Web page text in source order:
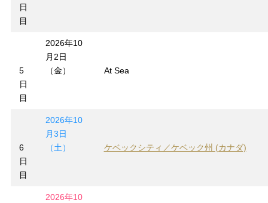
日
目
5
日
目
2026年10
月2日
（金）
At Sea
6
日
目
2026年10
月3日
（土）
ケベックシティ／ケベック州 (カナダ)
2026年10